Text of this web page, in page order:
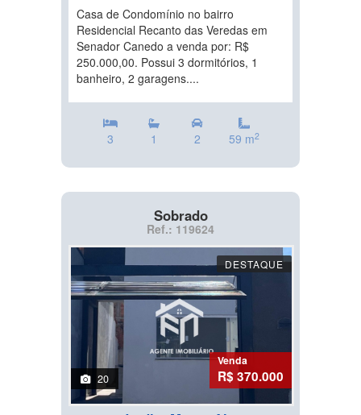
Casa de Condomínio no bairro
Residencial Recanto das Veredas em
Senador Canedo a venda por: R$
250.000,00. Possui 3 dormitórios, 1
banheiro, 2 garagens....
3 1 2 59 m2
Sobrado
Ref.: 119624
DESTAQUE
20
Venda
R$ 370.000